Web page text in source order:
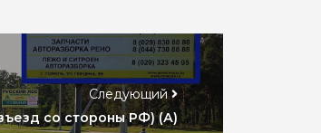
Следующий
со стороны РФ) (А)